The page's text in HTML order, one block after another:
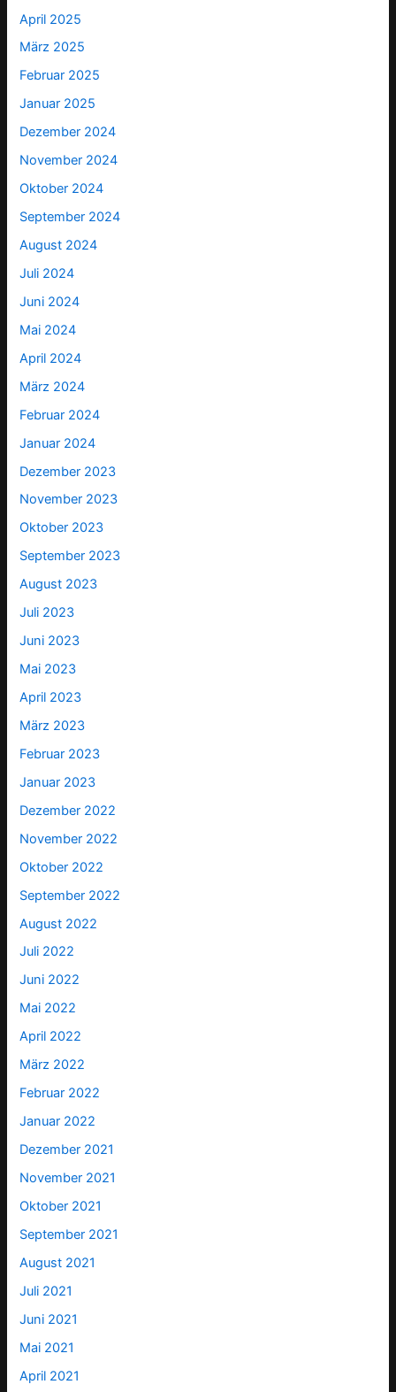
April 2025
März 2025
Februar 2025
Januar 2025
Dezember 2024
November 2024
Oktober 2024
September 2024
August 2024
Juli 2024
Juni 2024
Mai 2024
April 2024
März 2024
Februar 2024
Januar 2024
Dezember 2023
November 2023
Oktober 2023
September 2023
August 2023
Juli 2023
Juni 2023
Mai 2023
April 2023
März 2023
Februar 2023
Januar 2023
Dezember 2022
November 2022
Oktober 2022
September 2022
August 2022
Juli 2022
Juni 2022
Mai 2022
April 2022
März 2022
Februar 2022
Januar 2022
Dezember 2021
November 2021
Oktober 2021
September 2021
August 2021
Juli 2021
Juni 2021
Mai 2021
April 2021